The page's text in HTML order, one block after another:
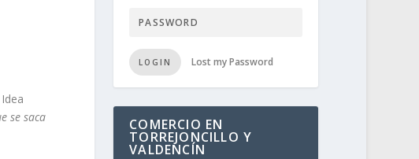
se saca
LOGIN Lost my Password
COMERCIO EN
TORREJONCILLO Y
VALDENCÍN